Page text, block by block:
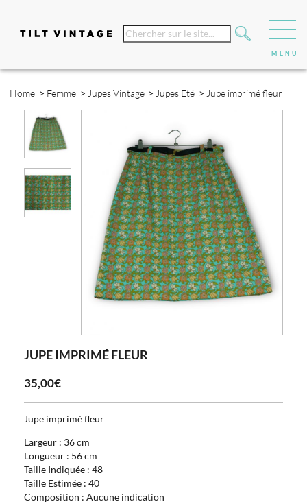
Home > Femme > Jupes Vintage > Jupes Eté > Jupe imprimé fleur
JUPE IMPRIMÉ FLEUR
35,00€
Jupe imprimé fleur
Largeur : 36 cm
Longueur : 56 cm
Taille Indiquée : 48
Taille Estimée : 40
Composition : Aucune indication